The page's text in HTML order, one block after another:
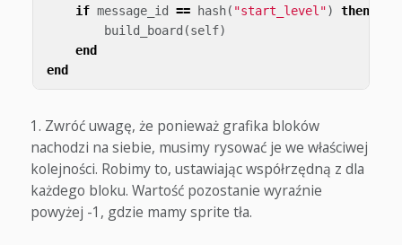
if message_id == hash( "start_level")
then
build_board (self)
end
end
Zwróć uwagę, że ponieważ grafika bloków
nachodzi na siebie, musimy rysować je we właściwej
kolejności. Robimy to, ustawiając współrzędną z dla
każdego bloku. Wartość pozostanie wyraźnie
powyżej -1, gdzie mamy sprite tła.